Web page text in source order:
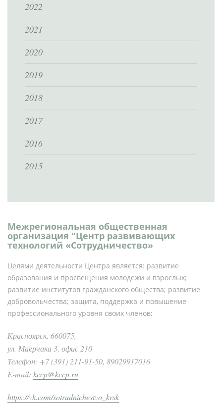
2022
2021
2020
2019
2018
2017
2016
2015
Межрегиональная общественная
организация "Центр развивающих
технологий «Сотрудничество»
Целями деятельности Центра является: развитие
образования и просвещения молодежи и взрослых;
развитие институтов гражданского общества; развитие
добровольчества; защита, поддержка и повышение
профессионального уровня своих членов;
Красноярск, 660075,
ул. Маерчака 3, офис 210
Телефон: +7 (391) 211-91-50, 89029917016
E-mail: kccp@kccp.ru
https://vk.com/sotrudnichestvo_krsk